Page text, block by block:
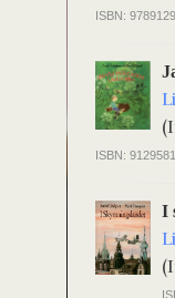
ISBN:
ISBN:
I